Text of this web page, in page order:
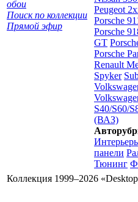
обои
Поиск по коллекции
Прямой эфир
Peugeot
Porsche
Porsche
GT
Porsche
Renault
Spyker
S40/S60/
(ВАЗ)
панели
Тюнинг
Коллекция 1999–2026